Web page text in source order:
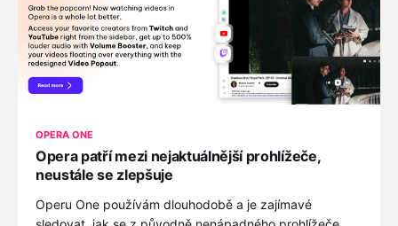
OPERA ONE
Opera patří mezi nejaktuálnější prohlížeče,
neustále se zlepšuje
Operu One používám dlouhodobě a je zajímavé